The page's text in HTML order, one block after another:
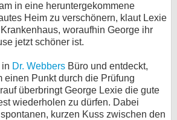
in eine heruntergekommene
Heim zu verschönern, klaut Lexie
woraufhin George ihr
jetzt schöner ist.
in Dr. Webbers Büro und entdeckt,
einen Punkt durch die Prüfung
überbringt George Lexie die gute
wiederholen zu dürfen. Dabei
kurzen Kuss zwischen den